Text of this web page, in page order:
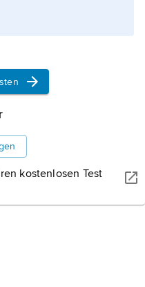
arbeitet und zu
Artikel
kostenlosen Test